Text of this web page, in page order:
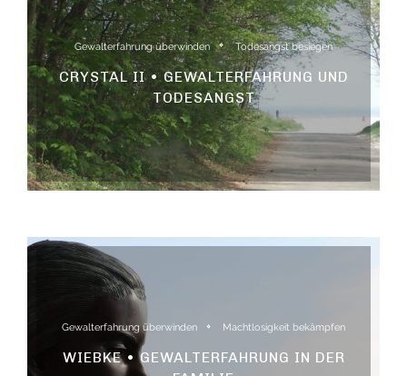
Gewalterfahrung überwinden Todesangst besiegen
CRYSTAL II • GEWALTERFAHRUNG UND
TODESANGST
Gewalterfahrung überwinden Machtlosigkeit bekämpfen
WIEBKE • GEWALTERFAHRUNG IN DER